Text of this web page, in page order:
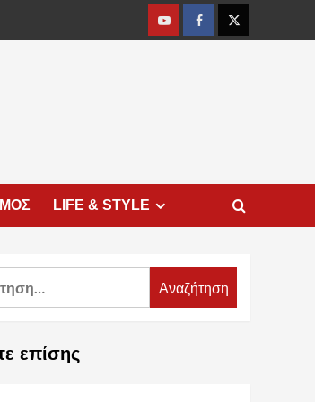
YoutubeFacebookTwitter
LIFE & STYLE
επίσης